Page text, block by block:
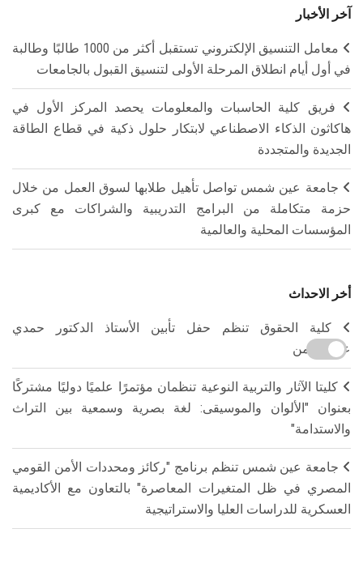
آخر الأخبار
معامل التنسيق الإلكتروني تستقبل أكثر من 1000 طالبًا وطالبة
في أول أيام انطلاق المرحلة الأولى لتنسيق القبول بالجامعات
فريق كلية الحاسبات والمعلومات يحصد المركز الأول في
هاكاثون الذكاء الاصطناعي لابتكار حلول ذكية في قطاع الطاقة
الجديدة والمتجددة
جامعة عين شمس تواصل تأهيل طلابها لسوق العمل من خلال
حزمة متكاملة من البرامج التدريبية والشراكات مع كبرى
المؤسسات المحلية والعالمية
أخر الاحداث
كلية الحقوق تنظم حفل تأبين الأستاذ الدكتور حمدي
عبدالرحمن
كليتا الآثار والتربية النوعية تنظمان مؤتمرًا علميًا دوليًا مشتركًا
بعنوان "الألوان والموسيقى: لغة بصرية وسمعية بين التراث
والاستدامة"
جامعة عين شمس تنظم برنامج "ركائز ومحددات الأمن القومي
المصري في ظل المتغيرات المعاصرة" بالتعاون مع الأكاديمية
العسكرية للدراسات العليا والاستراتيجية